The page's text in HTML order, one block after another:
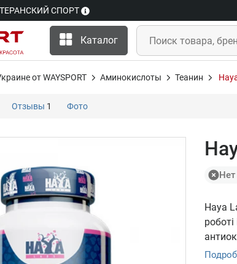
СПОРТ
Каталог
от WAYSPORT Аминокислоты Теанин
Отзывы 1 Фото
Haya